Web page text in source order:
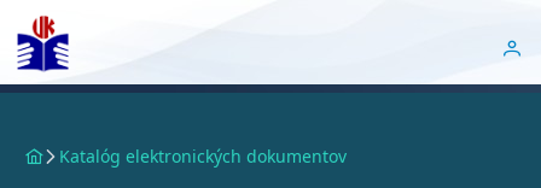
Katalóg elektronických dokumentov